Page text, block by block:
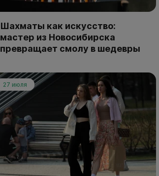
Шахматы как искусство:
мастер из Новосибирска
превращает смолу в шедевры
27 июля